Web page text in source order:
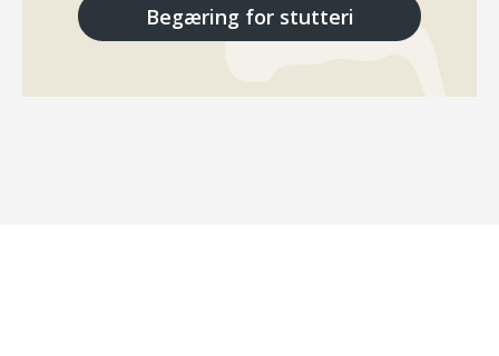
Begæring for stutteri